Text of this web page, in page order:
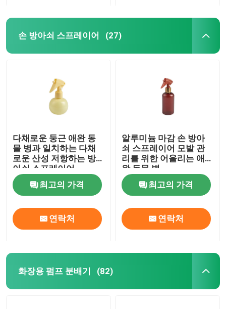
손 방아쇠 스프레이어 (27)
다채로운 둥근 애완 동
물 병과 일치하는 다채
로운 산성 저항하는 방
아쇠 스프레이어
최고의 가격
연락처
알루미늄 마감 손 방아
쇠 스프레이어 모발 관
리를 위한 어울리는 애
완 동물 병
최고의 가격
연락처
화장용 펌프 분배기 (82)